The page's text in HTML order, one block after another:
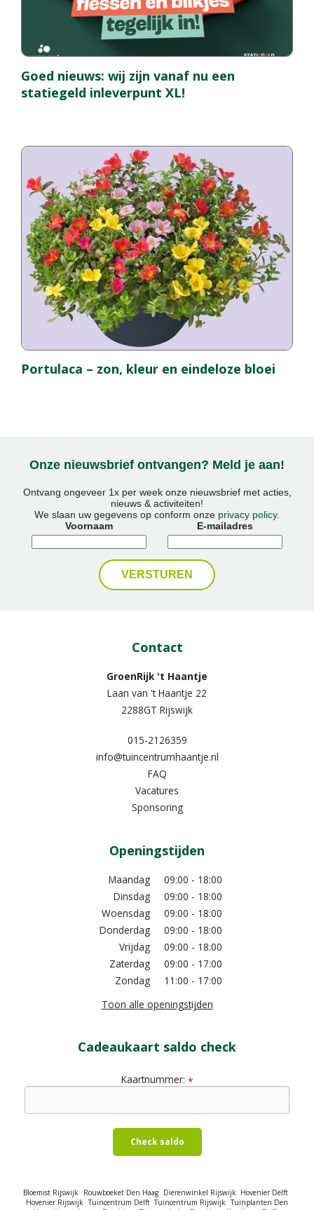
Goed nieuws: wij zijn vanaf nu een
statiegeld inleverpunt XL!
Portulaca – zon, kleur en eindeloze bloei
Onze nieuwsbrief ontvangen? Meld je aan!
Ontvang ongeveer 1x per week onze nieuwsbrief met acties,
nieuws & activiteiten!
We slaan uw gegevens op conform onze privacy policy.
Voornaam
E-mailadres
Contact
GroenRijk 't Haantje
Laan van 't Haantje 22
2288GT Rijswijk
015-2126359
info@tuincentrumhaantje.nl
FAQ
Vacatures
Sponsoring
Openingstijden
Maandag
09:00 - 18:00
Dinsdag
09:00 - 18:00
Woensdag
09:00 - 18:00
Donderdag
09:00 - 18:00
Vrijdag
09:00 - 18:00
Zaterdag
09:00 - 17:00
Zondag
11:00 - 17:00
Toon alle openingstijden
Cadeaukaart saldo check
Kaartnummer: *
Check saldo
Bloemist Rijswijk Rouwboeket Den Haag Dierenwinkel Rijswijk Hovenier Delft
Hovenier Rijswijk Tuincentrum Delft Tuincentrum Rijswijk Tuinplanten Den